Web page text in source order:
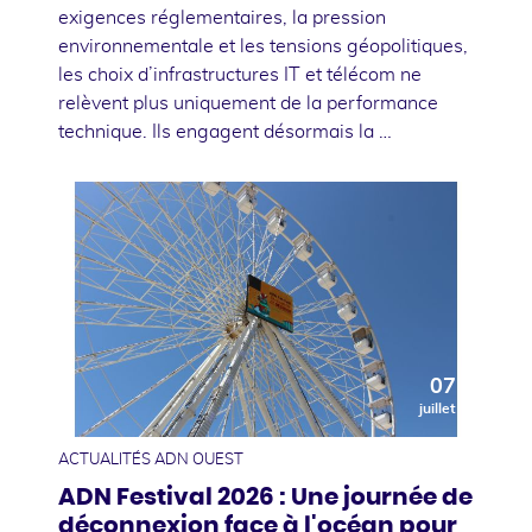
exigences réglementaires, la pression
environnementale et les tensions géopolitiques,
les choix d’infrastructures IT et télécom ne
relèvent plus uniquement de la performance
technique. Ils engagent désormais la …
07
juillet
ACTUALITÉS ADN OUEST
ADN Festival 2026 : Une journée de
déconnexion face à l'océan pour